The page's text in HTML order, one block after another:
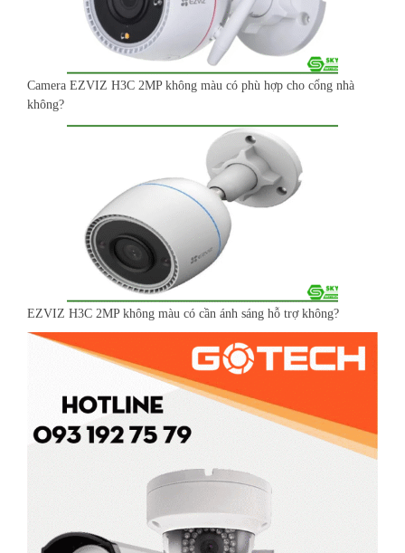
Camera EZVIZ H3C 2MP không màu có phù hợp cho cổng nhà
không?
EZVIZ H3C 2MP không màu có cần ánh sáng hỗ trợ không?